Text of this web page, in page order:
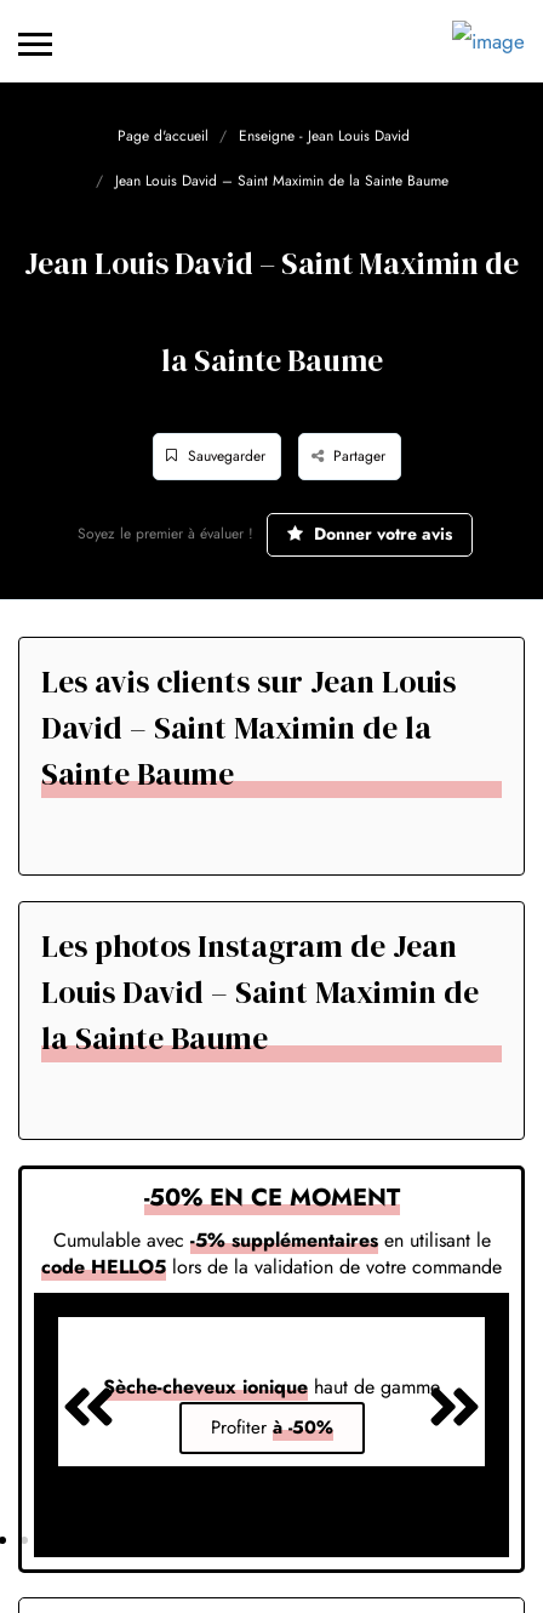
Page d'accueil Enseigne - Jean Louis David
Jean Louis David – Saint Maximin de la Sainte Baume
Jean Louis David – Saint Maximin de
la Sainte Baume
Sauvegarder Partager
Soyez le premier à évaluer ! Donner votre avis
Les avis clients sur Jean Louis
David – Saint Maximin de la
Sainte Baume
Les photos Instagram de Jean
Louis David – Saint Maximin de
la Sainte Baume
-50% EN CE MOMENT
Cumulable avec -5% supplémentairesen utilisant le
code HELLO5 lors de la validation de votre commande
Sèche-cheveux ionique haut de gamme
Profiter à -50%